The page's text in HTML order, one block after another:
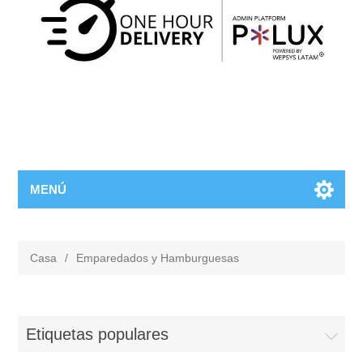
MENÚ
Casa / Emparedados y Hamburguesas
Etiquetas populares